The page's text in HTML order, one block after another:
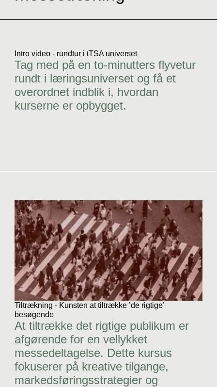
Intro video - rundtur i tTSA universet
Tag med på en to-minutters flyvetur
rundt i læringsuniverset og få et
overordnet indblik i, hvordan
kurserne er opbygget.
Tiltrækning - Kunsten at tiltrække ’de rigtige’
besøgende
At tiltrække det rigtige publikum er
afgørende for en vellykket
messedeltagelse. Dette kursus
fokuserer på kreative tilgange,
markedsføringsstrategier og